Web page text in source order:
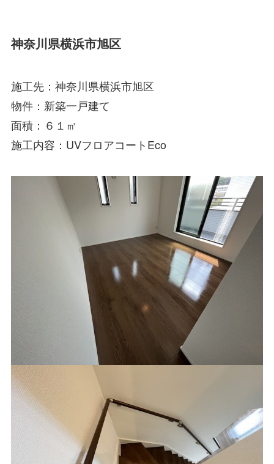
神奈川県横浜市旭区
施工先：神奈川県横浜市旭区
物件：新築一戸建て
面積：６１㎡
施工内容：UVフロアコートEco